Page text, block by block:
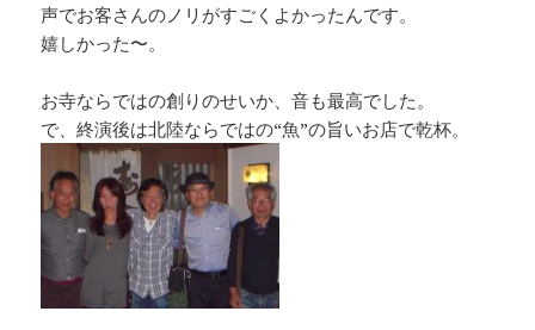
声でお客さんのノリがすごくよかったんです。
嬉しかった〜。
お寺ならではの創りのせいか、音も最高でした。
で、終演後は北陸ならではの“魚”の旨いお店で乾杯。